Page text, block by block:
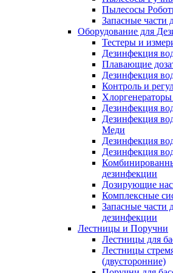
Пылесосы
Запасные части
Оборудование для
Тестеры и
Дезинфекция
Плавающие
Дезинфекция
Контроль и
Дезинфекция
Дезинфекция
Меди
Дезинфекция
Дезинфекция
дезинфекции
Дозирующие
Комплексные
Запасные части
дезинфекции
Лестницы и Поручни
Лестницы для
Лестницы
(двусторонние)